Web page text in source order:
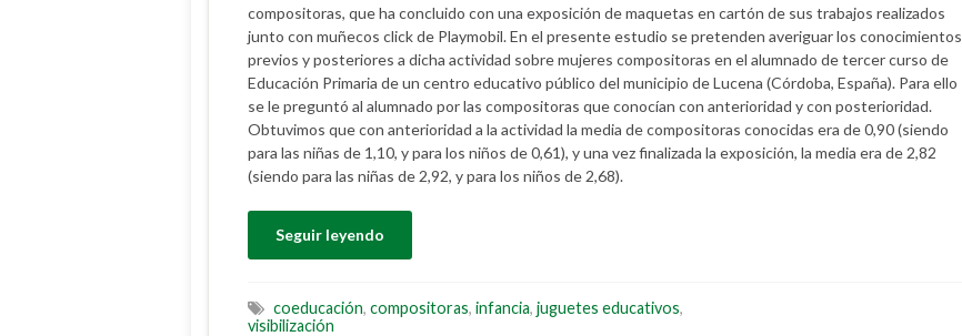
compositoras, que ha concluido con una exposición de maquetas en cartón de sus trabajos realizados
junto con muñecos click de Playmobil. En el presente estudio se pretenden averiguar los conocimientos
previos y posteriores a dicha actividad sobre mujeres compositoras en el alumnado de tercer curso de
Educación Primaria de un centro educativo público del municipio de Lucena (Córdoba, España). Para ello
se le preguntó al alumnado por las compositoras que conocían con anterioridad y con posterioridad.
Obtuvimos que con anterioridad a la actividad la media de compositoras conocidas era de 0,90 (siendo
para las niñas de 1,10, y para los niños de 0,61), y una vez finalizada la exposición, la media era de 2,82
(siendo para las niñas de 2,92, y para los niños de 2,68).
Seguir leyendo
coeducación, compositoras, infancia, juguetes educativos,
visibilización